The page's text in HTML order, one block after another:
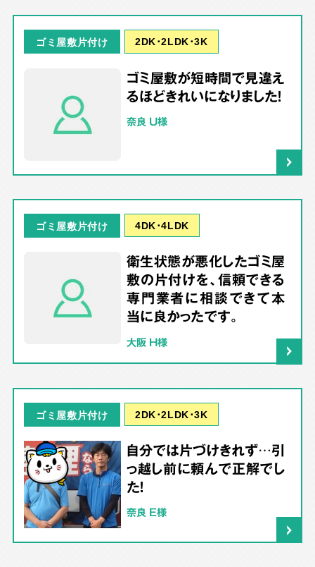
ゴミ屋敷片付け 2DK･2LDK･3K
ゴミ屋敷が短時間で見違え
るほどきれいになりました！
奈良 U様
ゴミ屋敷片付け 4DK･4LDK
衛生状態が悪化したゴミ屋
敷の片付けを、信頼できる
専門業者に相談できて本
当に良かったです。
大阪 H様
ゴミ屋敷片付け 2DK･2LDK･3K
自分では片づけきれず…引
っ越し前に頼んで正解でし
た！
奈良 E様